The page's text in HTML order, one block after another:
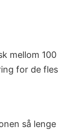
mellom
for de
så